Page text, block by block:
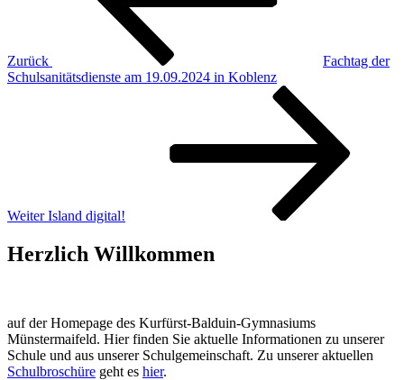
Zurück
Fachtag der
Schulsanitätsdienste am 19.09.2024 in Koblenz
Weiter Island digital!
Herzlich Willkommen
auf der Homepage des Kurfürst-Balduin-Gymnasiums
Münstermaifeld. Hier finden Sie aktuelle Informationen zu unserer
Schule und aus unserer Schulgemeinschaft. Zu unserer aktuellen
Schulbroschüre geht es hier.